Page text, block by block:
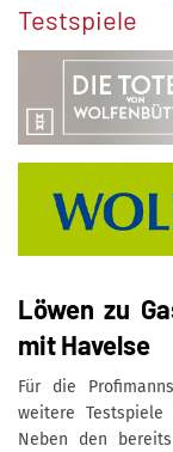
Testspiele
Löwen zu
mit Havelse
Für die
weitere
Neben den